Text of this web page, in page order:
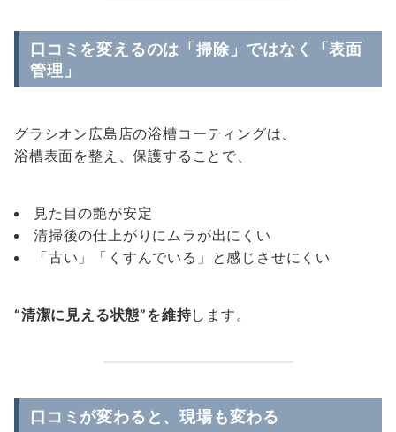
口コミを変えるのは「掃除」ではなく「表面
管理」
グラシオン広島店の浴槽コーティングは、
浴槽表面を整え、保護することで、
見た目の艶が安定
清掃後の仕上がりにムラが出にくい
「古い」「くすんでいる」と感じさせにくい
“清潔に見える状態”を維持します。
口コミが変わると、現場も変わる